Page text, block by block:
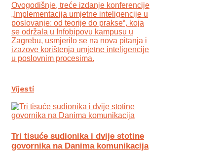
Ovogodišnje, treće izdanje konferencije
„Implementacija umjetne inteligencije u
poslovanje: od teorije do prakse“, koja
se održala u Infobipovu kampusu u
Zagrebu, usmjerilo se na nova pitanja i
izazove korištenja umjetne inteligencije
u poslovnim procesima.
Vijesti
Tri tisuće sudionika i dvije stotine
govornika na Danima komunikacija